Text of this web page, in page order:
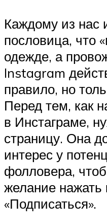
Каждому из нас
пословица, что
одежде, а
Instagram
правило, но
Перед тем, как
в Инстаграме,
страницу. Она
интерес у
фолловера,
желание нажать
«Подписаться».